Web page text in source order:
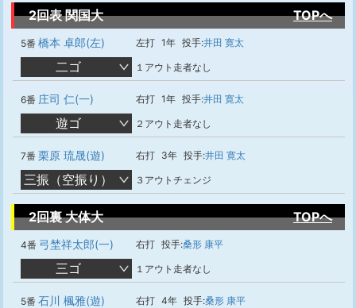
2回表 関国大 TOPへ
5番 橋本 卓郎(左) 左打 1年 投手:井田 寛太
二ゴ １アウト走者なし
6番 庄司 仁(一) 右打 1年 投手:井田 寛太
遊ゴ ２アウト走者なし
7番 栗原 琉晟(遊) 右打 3年 投手:井田 寛太
三振（空振り） ３アウトチェンジ
2回裏 大体大 TOPへ
4番 弓埜祥太郎(一) 右打 投手:桑形 康平
三ゴ １アウト走者なし
5番 石川 楓雅(遊) 右打 4年 投手:桑形 康平